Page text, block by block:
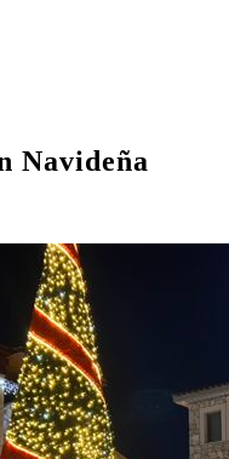
Navideña